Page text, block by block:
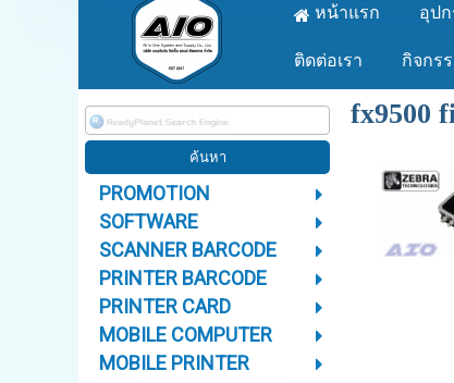
หน้าแรก อุป
ติดต่อเรา กิจกร
PROMOTION
SOFTWARE
SCANNER BARCODE
PRINTER BARCODE
PRINTER CARD
MOBILE COMPUTER
MOBILE PRINTER
fx9500